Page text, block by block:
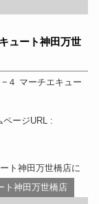
ュート神田万世
４ マーチエキュー
ページURL:
ト神田万世橋店